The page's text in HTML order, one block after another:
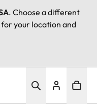
. Choose a different
your location and